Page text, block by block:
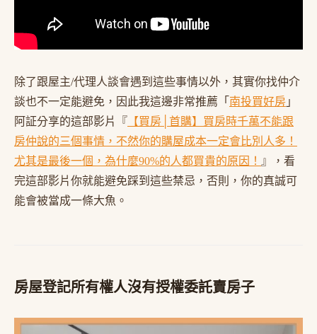
除了跟屋主/代理人談會遇到這些事情以外，其實你找仲介
談也不一定能避免，因此我這邊非常推薦「 南投買好房 」
阿証分享的這部影片『 【買房│首購】買房時千萬不能跟
房仲說的三個事情，不然你的購屋成本一定會比別人多！
尤其是最後一個，為什麼90%的人都買貴的原因！ 』，看
完這部影片你就能避免踩到這些禁忌，否則，你的真誠可
能會被當成一條大魚。
房屋登記所有權人沒有授權委託賣房子